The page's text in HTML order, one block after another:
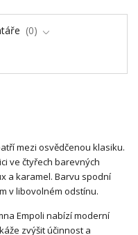
0
mezi osvědčenou klasiku.
ve čtyřech barevných
a karamel. Barvu spodní
v libovolném odstínu.
Empoli nabízí moderní
zvýšit účinnost a